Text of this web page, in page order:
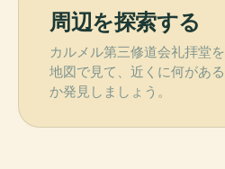
周辺を探索する
カルメル第三修道会礼拝堂を
地図で見て、近くに何がある
か発見しましょう。